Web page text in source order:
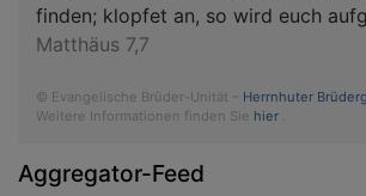
finden; klopfet an, so wird euch
Matthäus 7,7
© Evangelische Brüder-Unität – Herrnhuter
Weitere Informationen finden Sie hier .
Aggregator-Feed